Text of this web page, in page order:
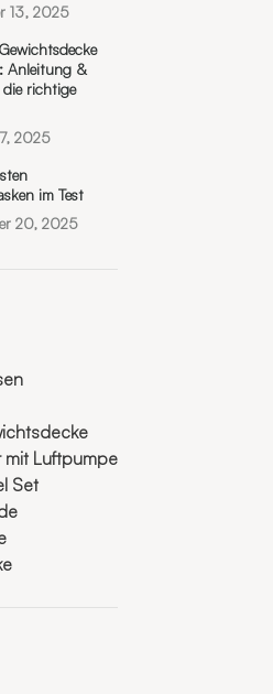
13, 2025
Anleitung &
richtige
2025
im Test
20, 2025
mit Luftpumpe
Set